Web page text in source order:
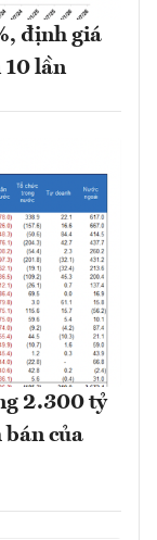
định giá
10 lần
2.300 tỷ
của